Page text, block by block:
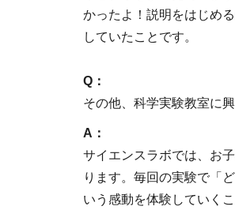
かったよ！説明をはじめ
していたことです。
Q：
その他、科学実験教室に
A：
サイエンスラボでは、お
ります。毎回の実験で「
いう感動を体験していく